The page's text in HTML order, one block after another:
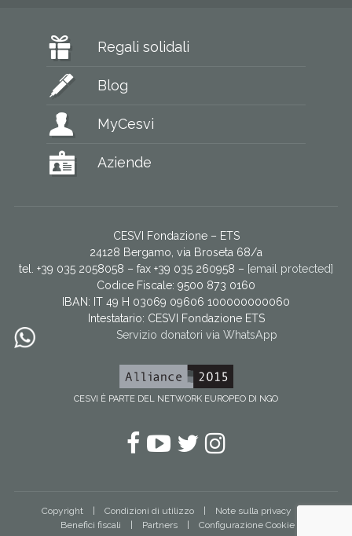
Regali solidali
Blog
MyCesvi
Aziende
CESVI Fondazione – ETS
24128 Bergamo, via Broseta 68/a
tel. +39 035 2058058 – fax +39 035 260958 – [email protected]
Codice Fiscale: 9500 873 0160
IBAN: IT 49 H 03069 09606 100000000060
Intestatario: CESVI Fondazione ETS
Servizio donatori via WhatsApp
CESVI È PARTE DEL NETWORK EUROPEO DI NGO
Facebook
YouTube
Twitter
Instagram
Copyright Condizioni di utilizzo
Note sulla privacy
Benefici fiscali
Partners Configurazione Cookie